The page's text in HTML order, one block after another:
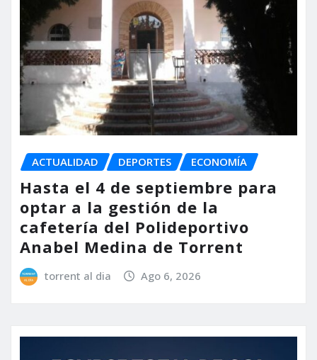
ACTUALIDAD DEPORTES ECONOMÍA
Hasta el 4 de septiembre para
optar a la gestión de la
cafetería del Polideportivo
Anabel Medina de Torrent
torrent al dia Ago 6, 2026